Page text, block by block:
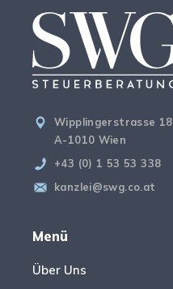
Wipplingerstrasse 18
A-1010 Wien
+43 (0) 1 53 53 338
kanzlei@swg.co.at
Menü
Über Uns